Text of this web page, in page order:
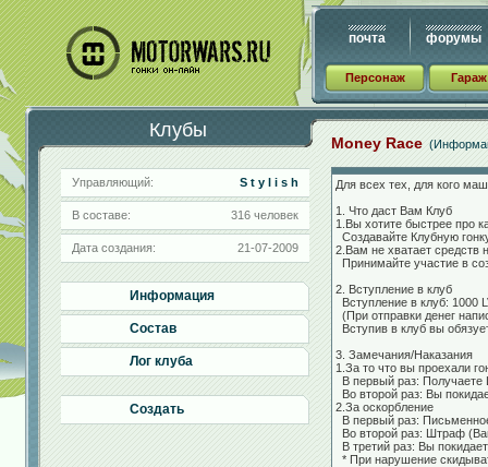
почта форумы
Персонаж Гараж
Клубы
Управляющий: S t y l i s h
В составе: 316 человек
Дата создания: 21-07-2009
Информация
Состав
Лог клуба
Создать
Money Race
Для всех тех, для кого
1. Что даст Вам Клуб
1.Вы хотите быстрее про
Создавайте Клубную
2.Вам не хватает средств
Принимайте участие в
2. Вступление в клуб
Вступление в клуб: 1000
(При отправки денег
Вступив в клуб вы
3. Замечания/Наказания
1.За то что вы проехали
В первый раз:
Во второй раз: Вы
2.За оскорбление
В первый раз:
Во второй раз: Штраф
В третий раз: Вы
* При нарушение